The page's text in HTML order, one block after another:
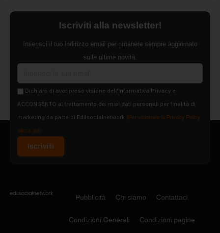
Iscriviti alla newsletter!
Inserisci il tuo indirizzo email per rimanere sempre aggiornato
sulle ultime novità.
Dichiaro di aver preso visione dell'Informativa Privacy e
ACCONSENTO al trattamento dei miei dati personali per finalità di
marketing da parte di Edilsocialnetwork (Per visionare la Privacy Policy
clicca qui).
Iscriviti
Pubblicità Chi siamo Contattaci
Condizioni Generali Condizioni pagine